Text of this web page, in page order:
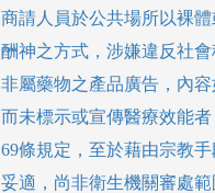
商請人員於公共場所以裸
酬神之方式，涉嫌違反社
非屬藥物之產品廣告，內
而未標示或宣傳醫療效能
69條規定，至於藉由宗教
妥適，尚非衛生機關審處